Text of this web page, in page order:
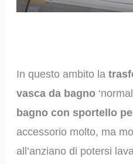
In questo ambito la
vasca da bagno
bagno con sportello
accessorio molto, ma
all’anziano di potersi